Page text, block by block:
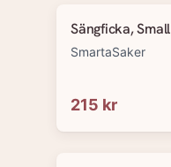
Sängficka, Small
SmartaSaker
215 kr